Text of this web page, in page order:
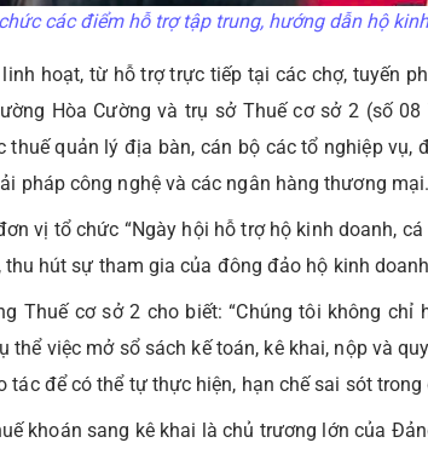
các điểm hỗ trợ tập trung, hướng dẫn hộ
hoạt, từ hỗ trợ trực tiếp tại các chợ, tuyến
Hòa Cường và trụ sở Thuế cơ sở 2 (số
thuế quản lý địa bàn, cán bộ các tổ nghiệp vụ,
pháp công nghệ và các ngân hàng thương mại.
vị tổ chức “Ngày hội hỗ trợ hộ kinh doanh,
hút sự tham gia của đông đảo hộ kinh
Thuế cơ sở 2 cho biết: “Chúng tôi không
thể việc mở sổ sách kế toán, kê khai, nộp và
để có thể tự thực hiện, hạn chế sai sót trong
khoán sang kê khai là chủ trương lớn của